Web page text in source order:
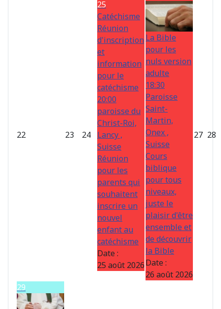
22 23 24
25
Catéchisme
Réunion
d'inscription
et
information
pour le
catéchisme
20:00
paroisse du
Christ-Roi,
Lancy ,
Suisse
Réunion
pour les
parents qui
souhaitent
inscrire un
nouvel
enfant au
catéchisme
Date :
25 août 2026
La Bible
pour les
nuls version
adulte
18:30
Paroisse
Saint-
Martin,
Onex ,
Suisse
Cours
biblique
pour tous
niveaux,
juste le
plaisir d'être
ensemble et
de découvrir
la Bible
Date :
26 août 2026
27 28
29